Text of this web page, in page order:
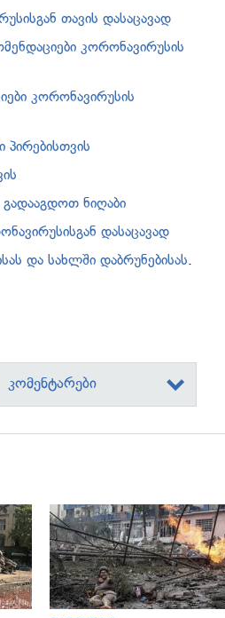
თავის დასაცავად
კორონავირუსის
კორონავირუსის
ნიღაბი
დასაცავად
და სახლში დაბრუნებისას.
კომენტარები
გადახედვა